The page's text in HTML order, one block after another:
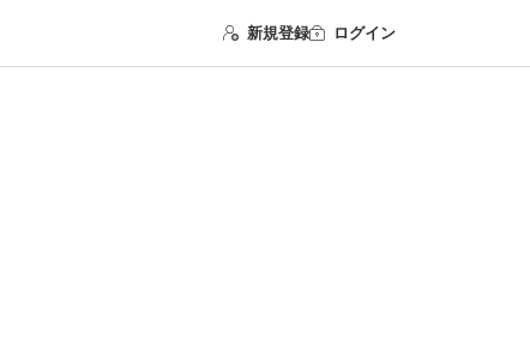
新規登録 ログイン